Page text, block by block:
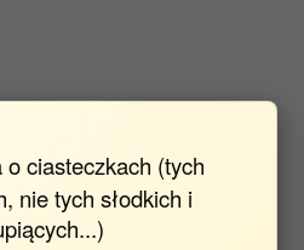
autora
z autorem Szwiec Katarzyna
o ciasteczkach (tych
nie tych słodkich i